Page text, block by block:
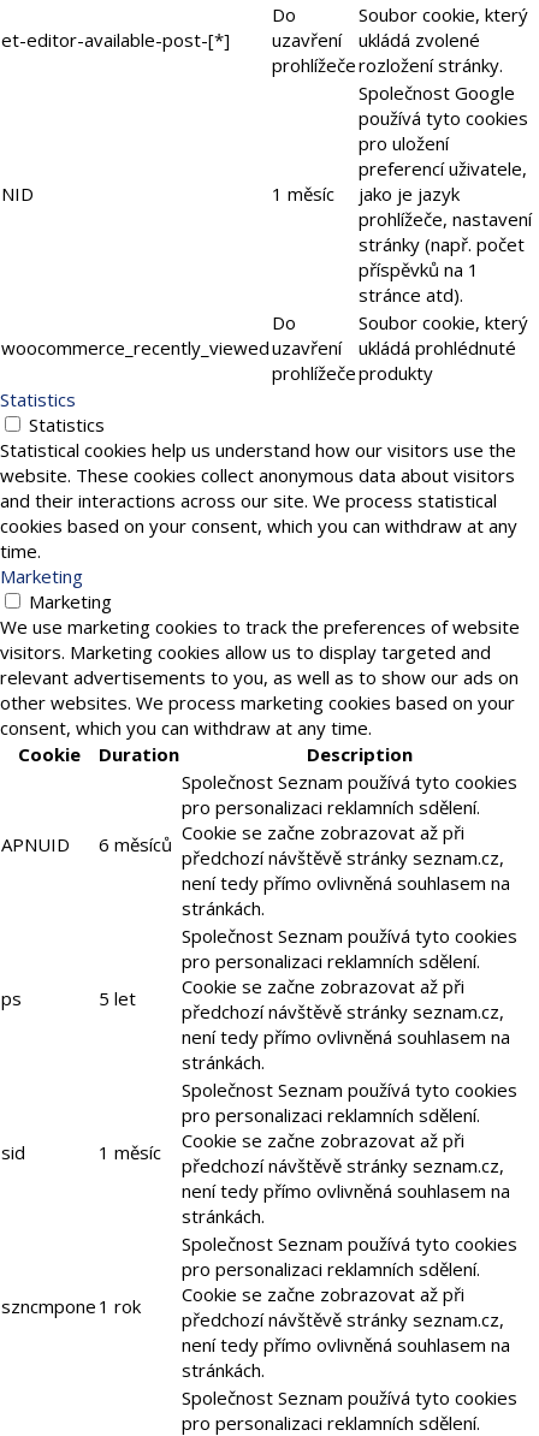
et-editor-available-post-[*]
Do
uzavření
prohlížeče
Soubor cookie, který
ukládá zvolené
rozložení stránky.
NID 1 měsíc
Společnost Google
používá tyto cookies
pro uložení
preferencí uživatele,
jako je jazyk
prohlížeče, nastavení
stránky (např. počet
příspěvků na 1
stránce atd).
woocommerce_recently_viewed
Do
uzavření
prohlížeče
Soubor cookie, který
ukládá prohlédnuté
produkty
Statistics
Statistics
Statistical cookies help us understand how our visitors use the
website. These cookies collect anonymous data about visitors
and their interactions across our site. We process statistical
cookies based on your consent, which you can withdraw at any
time.
Marketing
Marketing
We use marketing cookies to track the preferences of website
visitors. Marketing cookies allow us to display targeted and
relevant advertisements to you, as well as to show our ads on
other websites. We process marketing cookies based on your
consent, which you can withdraw at any time.
Cookie
Duration Description
APNUID 6 měsíců
Společnost Seznam používá tyto cookies
pro personalizaci reklamních sdělení.
Cookie se začne zobrazovat až při
předchozí návštěvě stránky seznam.cz,
není tedy přímo ovlivněná souhlasem na
stránkách.
ps 5 let
Společnost Seznam používá tyto cookies
pro personalizaci reklamních sdělení.
Cookie se začne zobrazovat až při
předchozí návštěvě stránky seznam.cz,
není tedy přímo ovlivněná souhlasem na
stránkách.
sid 1 měsíc
Společnost Seznam používá tyto cookies
pro personalizaci reklamních sdělení.
Cookie se začne zobrazovat až při
předchozí návštěvě stránky seznam.cz,
není tedy přímo ovlivněná souhlasem na
stránkách.
szncmpone 1 rok
Společnost Seznam používá tyto cookies
pro personalizaci reklamních sdělení.
Cookie se začne zobrazovat až při
předchozí návštěvě stránky seznam.cz,
není tedy přímo ovlivněná souhlasem na
stránkách.
Společnost Seznam používá tyto cookies
pro personalizaci reklamních sdělení.